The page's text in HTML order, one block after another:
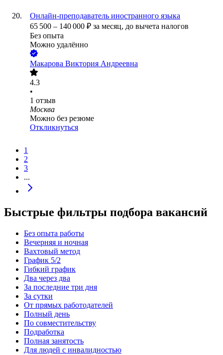
Онлайн-преподаватель иностранного языка
65 500 – 140 000 ₽ за месяц, до вычета налогов
Без опыта
Можно удалённо
Макарова Виктория Андреевна
4.3
•
1 отзыв
Москва
Можно без резюме
Откликнуться
1
2
3
...
Быстрые фильтры подбора вакансий
Без опыта работы
Вечерняя и ночная
Вахтовый метод
График 5/2
Гибкий график
Два через два
За последние три дня
За сутки
От прямых работодателей
Полный день
По совместительству
Подработка
Полная занятость
Для людей с инвалидностью